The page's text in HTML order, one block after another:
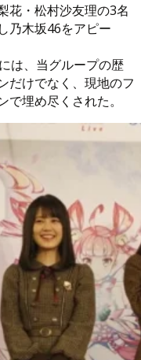
花・松村沙友理の3名
乃木坂46をアピー
は、当グループの歴
だけでなく、現地のフ
埋め尽くされた。